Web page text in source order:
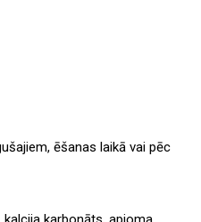
ēšanas laikā vai pēc